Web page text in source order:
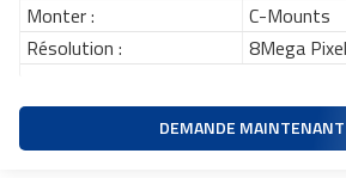
Monter :
C-Mounts
Résolution :
8Mega
DEMANDE MAINTENANT